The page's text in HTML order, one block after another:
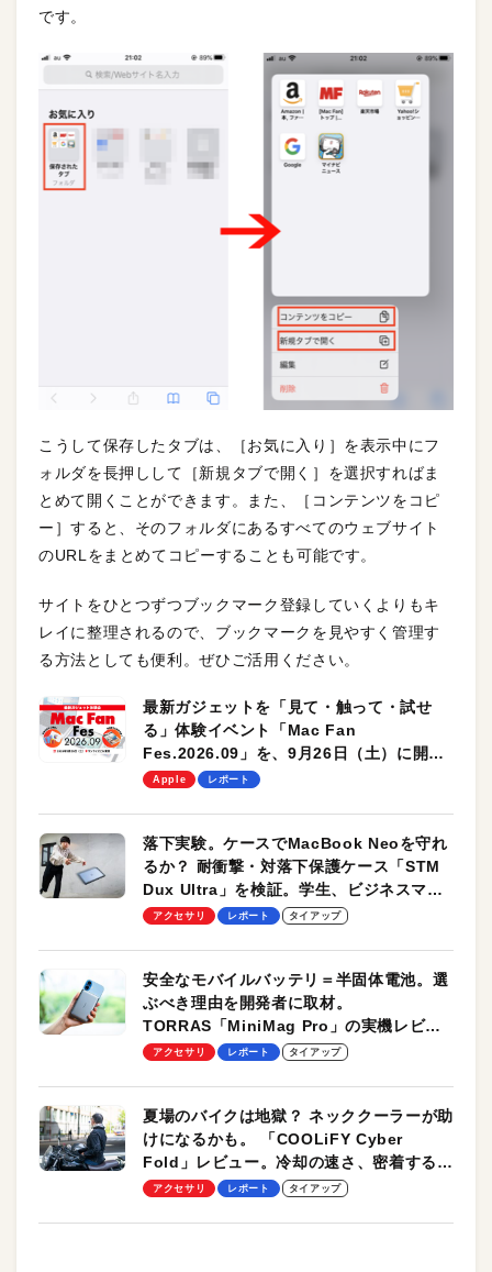
です。
こうして保存したタブは、［お気に入り］を表示中にフ
ォルダを長押しして［新規タブで開く］を選択すればま
とめて開くことができます。また、［コンテンツをコピ
ー］すると、そのフォルダにあるすべてのウェブサイト
のURLをまとめてコピーすることも可能です。
サイトをひとつずつブックマーク登録していくよりもキ
レイに整理されるので、ブックマークを見やすく管理す
る方法としても便利。ぜひご活用ください。
最新ガジェットを「見て・触って・試せ
る」体験イベント「Mac Fan
Fes.2026.09」を、9月26日（土）に開催
します！
Apple レポート
落下実験。ケースでMacBook Neoを守れ
るか？ 耐衝撃・対落下保護ケース「STM
Dux Ultra」を検証。学生、ビジネスマン
のモバイルユースに最適！
アクセサリ レポート タイアップ
安全なモバイルバッテリ＝半固体電池。選
ぶべき理由を開発者に取材。
TORRAS「MiniMag Pro」の実機レビュ
ーも
アクセサリ レポート タイアップ
夏場のバイクは地獄？ ネッククーラーが助
けになるかも。 「COOLiFY Cyber
Fold」レビュー。冷却の速さ、密着する冷
却プレート、シンプルな操作性がグッド！
アクセサリ レポート タイアップ